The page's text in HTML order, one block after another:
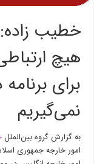
خطیب زاده:
برای
نمی‌گیریم
به گزارش گروه بین‌الملل
امور خارجه جمهوری